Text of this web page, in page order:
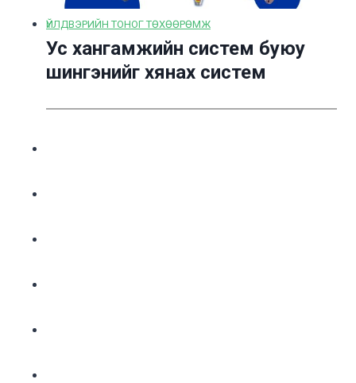
ҮЙЛДВЭРИЙН ТОНОГ ТӨХӨӨРӨМЖ
Ус хангамжийн систем буюу
шингэнийг хянах систем